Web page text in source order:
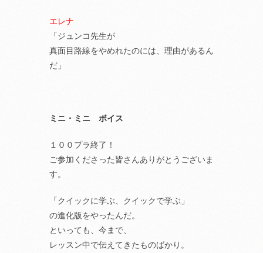
エレナ
「ジュンコ先生が
真面目路線をやめれたのには、理由があるん
だ」
ミニ・ミニ ボイス
１００プラ終了！
ご参加くださった皆さんありがとうございま
す。
「クイックに学ぶ、クイックで学ぶ」
の進化版をやったんだ。
といっても、今まで、
レッスン中で伝えてきたものばかり。